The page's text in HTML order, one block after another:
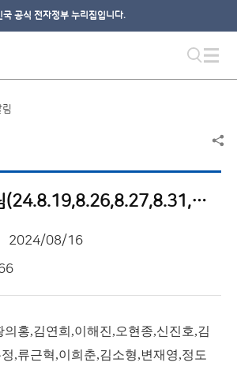
국 공식 전자정부 누리집입니다.
림
인사발령 알림(24.8.19,8.26,8.27,8.31,9.1,9.11,9.18,10.1,10.24)
2024/08/16
의홍,김연희,이해진,오현종,신진호,김
,류근혁,이희춘,김소형,변재영,정도